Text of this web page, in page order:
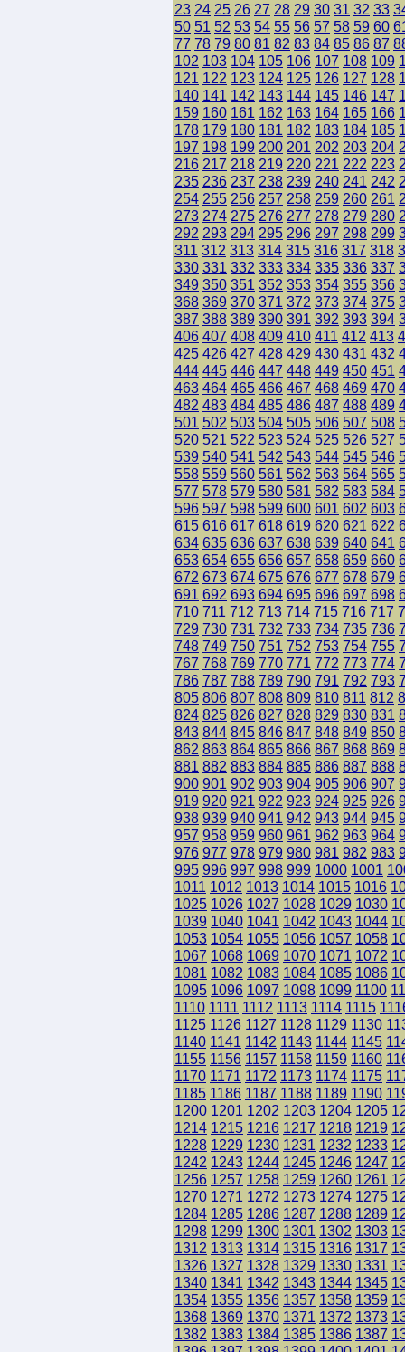
23 24 25 26 27 28 29 30 31 32 33
50 51 52 53 54 55 56 57 58 59 60
77 78 79 80 81 82 83 84 85 86 87
102 103 104 105 106 107 108 109
121 122 123 124 125 126 127 128
140 141 142 143 144 145 146 147
159 160 161 162 163 164 165 166
178 179 180 181 182 183 184 185
197 198 199 200 201 202 203 204
216 217 218 219 220 221 222 223
235 236 237 238 239 240 241 242
254 255 256 257 258 259 260 261
273 274 275 276 277 278 279 280
292 293 294 295 296 297 298 299
311 312 313 314 315 316 317 318
330 331 332 333 334 335 336 337
349 350 351 352 353 354 355 356
368 369 370 371 372 373 374 375
387 388 389 390 391 392 393 394
406 407 408 409 410 411 412 413
425 426 427 428 429 430 431 432
444 445 446 447 448 449 450 451
463 464 465 466 467 468 469 470
482 483 484 485 486 487 488 489
501 502 503 504 505 506 507 508
520 521 522 523 524 525 526 527
539 540 541 542 543 544 545 546
558 559 560 561 562 563 564 565
577 578 579 580 581 582 583 584
596 597 598 599 600 601 602 603
615 616 617 618 619 620 621 622
634 635 636 637 638 639 640 641
653 654 655 656 657 658 659 660
672 673 674 675 676 677 678 679
691 692 693 694 695 696 697 698
710 711 712 713 714 715 716 717
729 730 731 732 733 734 735 736
748 749 750 751 752 753 754 755
767 768 769 770 771 772 773 774
786 787 788 789 790 791 792 793
805 806 807 808 809 810 811 812
824 825 826 827 828 829 830 831
843 844 845 846 847 848 849 850
862 863 864 865 866 867 868 869
881 882 883 884 885 886 887 888
900 901 902 903 904 905 906 907
919 920 921 922 923 924 925 926
938 939 940 941 942 943 944 945
957 958 959 960 961 962 963 964
976 977 978 979 980 981 982 983
995 996 997 998 999 1000 1001
1011 1012 1013 1014 1015 1016
1025 1026 1027 1028 1029 1030
1039 1040 1041 1042 1043 1044
1053 1054 1055 1056 1057 1058
1067 1068 1069 1070 1071 1072
1081 1082 1083 1084 1085 1086
1095 1096 1097 1098 1099 1100
1110 1111 1112 1113 1114 1115
1125 1126 1127 1128 1129 1130
1140 1141 1142 1143 1144 1145
1155 1156 1157 1158 1159 1160
1170 1171 1172 1173 1174 1175
1185 1186 1187 1188 1189 1190
1200 1201 1202 1203 1204 1205
1214 1215 1216 1217 1218 1219
1228 1229 1230 1231 1232 1233
1242 1243 1244 1245 1246 1247
1256 1257 1258 1259 1260 1261
1270 1271 1272 1273 1274 1275
1284 1285 1286 1287 1288 1289
1298 1299 1300 1301 1302 1303
1312 1313 1314 1315 1316 1317
1326 1327 1328 1329 1330 1331
1340 1341 1342 1343 1344 1345
1354 1355 1356 1357 1358 1359
1368 1369 1370 1371 1372 1373
1382 1383 1384 1385 1386 1387